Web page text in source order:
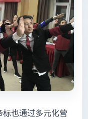
也通过多元化营